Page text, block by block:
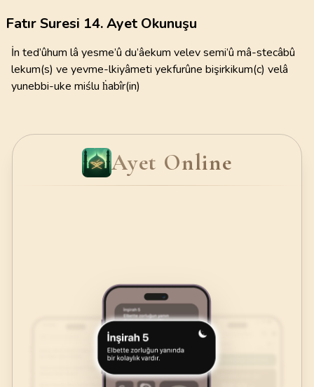
Fatır Suresi 14. Ayet Okunuşu
İn ted’ûhum lâ yesme’û du’âekum velev semi’û mâ-stecâbû
lekum(s) ve yevme-lkiyâmeti yekfurûne bişirkikum(c) velâ
yunebbi-uke miślu ḣabîr(in)
Ayet Online